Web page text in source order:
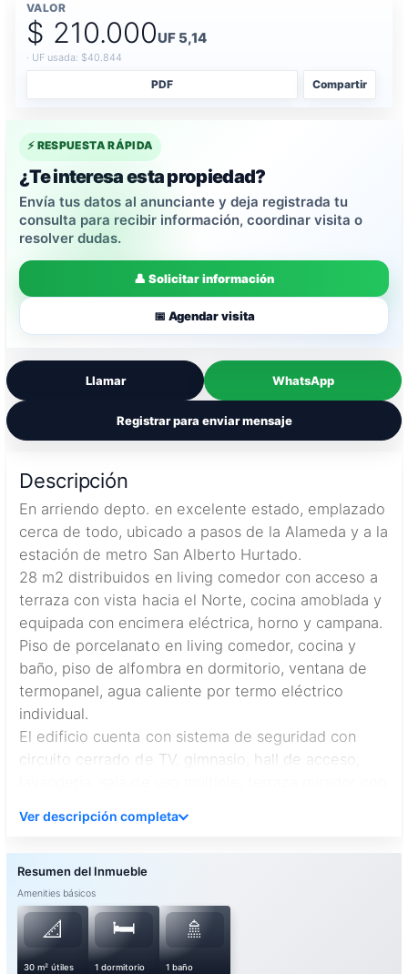
VALOR
$ 210.000UF 5,14
· UF usada: $40.844
PDF Compartir
⚡ RESPUESTA RÁPIDA
¿Te interesa esta propiedad?
Envía tus datos al anunciante y deja registrada tu
consulta para recibir información, coordinar visita o
resolver dudas.
👤 Solicitar información
📅 Agendar visita
Llamar WhatsApp
Registrar para enviar mensaje
Descripción
En arriendo depto. en excelente estado, emplazado
cerca de todo, ubicado a pasos de la Alameda y a la
estación de metro San Alberto Hurtado.
28 m2 distribuidos en living comedor con acceso a
terraza con vista hacia el Norte, cocina amoblada y
equipada con encimera eléctrica, horno y campana.
Piso de porcelanato en living comedor, cocina y
baño, piso de alfombra en dormitorio, ventana de
termopanel, agua caliente por termo eléctrico
individual.
El edificio cuenta con sistema de seguridad con
circuito cerrado de TV, gimnasio, hall de acceso,
visitas.
Gastos comunes aprox. $50.000.-
* NO TIENE ESTACIONAMIENTO NI BODEGA
* REQUISITOS:
- 3 últimas liquidaciones de sueldo (renta líquida
mínima del arrendatario y aval, debe ser al menos 3
Ver descripción completa
Amenities básicos
📐
30 m² útiles
🛏️
1 dormitorio
🚿
1 baño